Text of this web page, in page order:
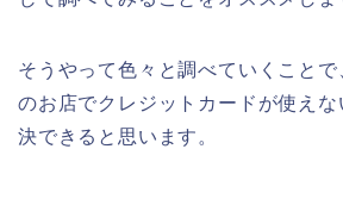
そうやって色々と調べていくこと
のお店でクレジットカードが使え
決できると思います。